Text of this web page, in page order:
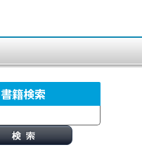
書籍検索